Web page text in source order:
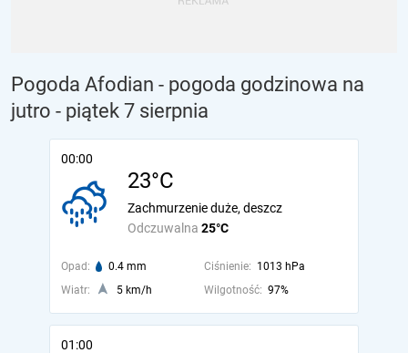
Pogoda Afodian - pogoda godzinowa na
jutro - piątek 7 sierpnia
00:00
23°C
Odczuwalna 25°C
Zachmurzenie duże, deszcz
Opad: 0.4 mm Ciśnienie: 1013 hPa
Wiatr:
5 km/h Wilgotność: 97%
01:00